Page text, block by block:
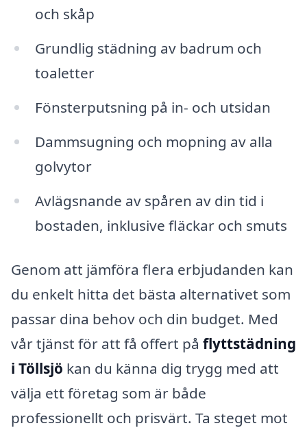
och skåp
Grundlig städning av badrum och
toaletter
Fönsterputsning på in- och utsidan
Dammsugning och mopning av alla
golvytor
Avlägsnande av spåren av din tid i
bostaden, inklusive fläckar och smuts
Genom att jämföra flera erbjudanden kan
du enkelt hitta det bästa alternativet som
passar dina behov och din budget. Med
vår tjänst för att få offert på flyttstädning
i Töllsjö kan du känna dig trygg med att
välja ett företag som är både
professionellt och prisvärt. Ta steget mot